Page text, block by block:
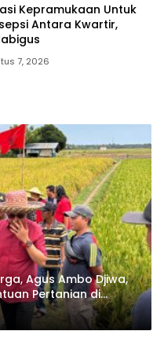
Kepramukaan Untuk
Antara Kwartir,
7, 2026
Agus Ambo Djiwa,
Pertanian di